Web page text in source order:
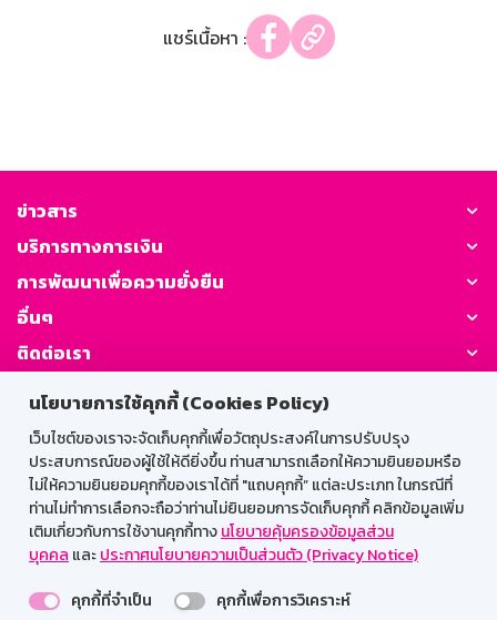
นโยบายการใช้คุกกี้ (Cookies Policy)
เว็บไซต์ของเราจะจัดเก็บคุกกี้เพื่อวัตถุประสงค์ในการปรับปรุง
ประสบการณ์ของผู้ใช้ให้ดียิ่งขึ้น ท่านสามารถเลือกให้ความยินยอมหรือ
ไม่ให้ความยินยอมคุกกี้ของเราได้ที่ "แถบคุกกี้” แต่ละประเภท ในกรณีที่
ท่านไม่ทำการเลือกจะถือว่าท่านไม่ยินยอมการจัดเก็บคุกกี้ คลิกข้อมูลเพิ่ม
เติมเกี่ยวกับการใช้งานคุกกี้ทางนโยบายคุ้มครองข้อมูลส่วน
บุคคล และประกาศนโยบายความเป็นส่วนตัว (Privacy Notice)
คุกกี้ที่จำเป็น
คุกกี้เพื่อการวิเคราะห์
แชร์เนื้อหา :
ข่าวสาร
บริการทางการเงิน
การพัฒนาเพื่อความยั่งยืน
อื่นๆ
ติดต่อเรา
GSB Society:
สำหรับพนักงาน
Web HR
GSB Wisdom
M-Search
เข้าสู่ระบบเน็ตเมล